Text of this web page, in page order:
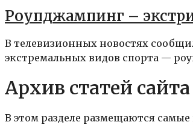
Роупджампинг –
В телевизионных новостях
экстремальных видов спорта —
Архив статей сайта
В этом разделе размещаются